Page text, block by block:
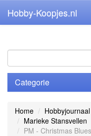
Hobby-Koopjes.nl
Categorie
Home
Marieke Stansvellen
PM - Christmas